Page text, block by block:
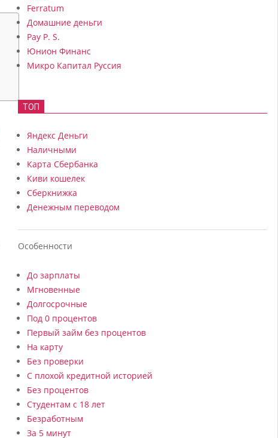
Ferratum
Домашние деньги
Pay P. S.
Юнион Финанс
Микро Капитал Руссия
ТОП
Яндекс Деньги
Наличными
Карта Сбербанка
Киви кошелек
Сберкнижка
Денежным переводом
Особенности
До зарплаты
Мгновенные
Долгосрочные
Под 0 процентов
Первый займ без процентов
На карту
Без проверки
С плохой кредитной историей
Без процентов
Студентам с 18 лет
Безработным
За 5 минут